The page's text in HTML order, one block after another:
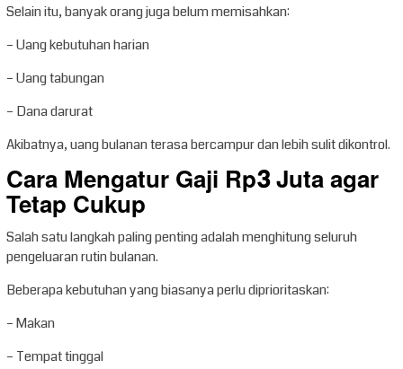
Selain itu, banyak orang juga belum memisahkan:
– Uang kebutuhan harian
– Uang tabungan
– Dana darurat
Akibatnya, uang bulanan terasa bercampur dan lebih sulit dikontrol.
Cara Mengatur Gaji Rp3 Juta agar
Tetap Cukup
Salah satu langkah paling penting adalah menghitung seluruh
pengeluaran rutin bulanan.
Beberapa kebutuhan yang biasanya perlu diprioritaskan:
– Makan
– Tempat tinggal